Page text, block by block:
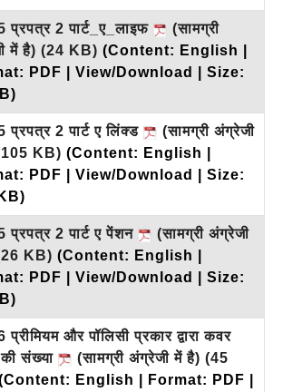
प्रपत्र 2 पार्ट_ए_लाइफ
(सामग्री
में है) (24 KB) (Content: English |
PDF | View/Download | Size:
प्रपत्र 2 पार्ट ए लिंक्ड
(सामग्री अंग्रेजी
KB) (Content: English |
PDF | View/Download | Size:
प्रपत्र 2 पार्ट ए पेंशन
(सामग्री अंग्रेजी
KB) (Content: English |
PDF | View/Download | Size:
और पॉलिसी प्रकार द्वारा कवर
संख्या
(सामग्री अंग्रेजी में है) (45
English | Format: PDF |